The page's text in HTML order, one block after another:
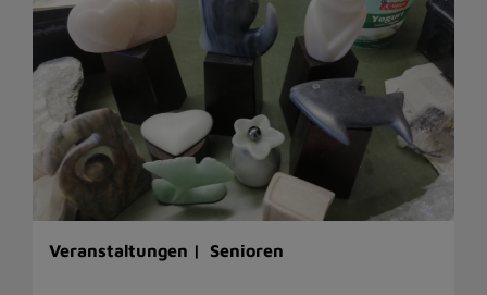
Veranstaltungen | Senioren